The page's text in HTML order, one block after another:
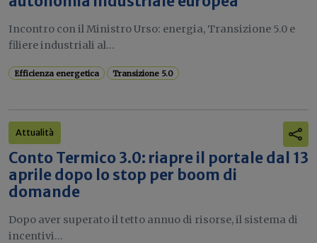
Incontro con il Ministro Urso: energia, Transizione 5.0 e
filiere industriali al...
Efficienza energetica Transizione 5.0
Attualità
Conto Termico 3.0: riapre il portale dal 13
aprile dopo lo stop per boom di
domande
Dopo aver superato il tetto annuo di risorse, il sistema di
incentivi...